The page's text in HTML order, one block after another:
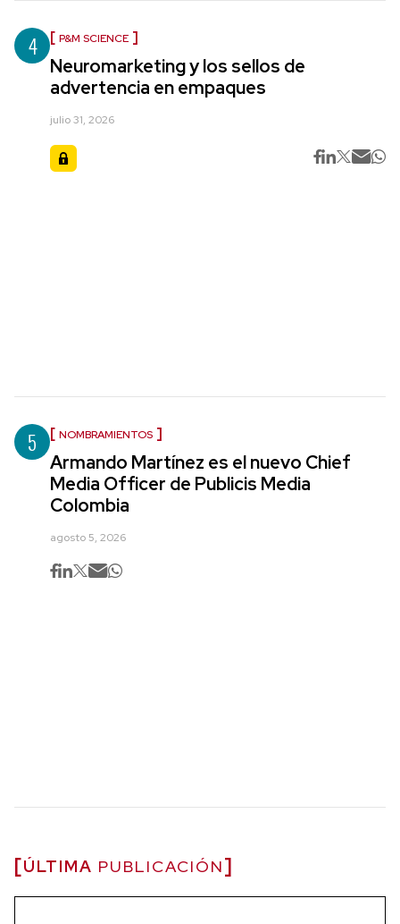
4 P&M SCIENCE
Neuromarketing y los sellos de
advertencia en empaques
julio 31, 2026
5 NOMBRAMIENTOS
Armando Martínez es el nuevo Chief
Media Officer de Publicis Media
Colombia
agosto 5, 2026
ÚLTIMA PUBLICACIÓN